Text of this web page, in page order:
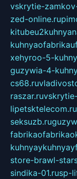
vskrytie-
zed-online.ru
xehyroo-5-
guzywia-4-
cs68.ru
raszar.ru
lipetsktelecom.ru
seksuzb.ru
store-brawl-
sindika-01.rusp-